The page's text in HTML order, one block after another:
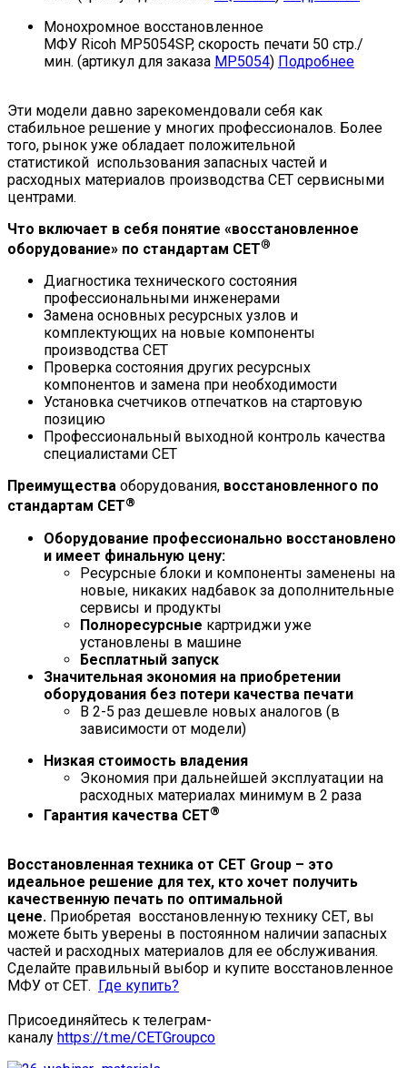
Монохромное восстановленное
МФУ Ricoh MP5054SP, скорость печати 50 стр./
мин. (артикул для заказа MP5054) Подробнее
Эти модели давно зарекомендовали себя как
стабильное решение у многих профессионалов. Более
того, рынок уже обладает положительной
статистикой использования запасных частей и
расходных материалов производства СЕТ сервисными
центрами.
Что включает в себя понятие «восстановленное
оборудование» по стандартам СЕТ®
Диагностика технического состояния
профессиональными инженерами
Замена основных ресурсных узлов и
комплектующих на новые компоненты
производства СЕТ
Проверка состояния других ресурсных
компонентов и замена при необходимости
Установка счетчиков отпечатков на стартовую
позицию
Профессиональный выходной контроль качества
специалистами СЕТ
Преимущества оборудования, восстановленного по
стандартам СЕТ®
Оборудование профессионально восстановлено
и имеет финальную цену:
Ресурсные блоки и компоненты заменены на
новые, никаких надбавок за дополнительные
сервисы и продукты
Полноресурсные картриджи уже
установлены в машине
Бесплатный запуск
Значительная экономия на приобретении
оборудования без потери качества печати
В 2-5 раз дешевле новых аналогов (в
зависимости от модели)
Низкая стоимость владения
Экономия при дальнейшей эксплуатации на
расходных материалах минимум в 2 раза
Гарантия качества СЕТ®
Восстановленная техника от CET Group – это
идеальное решение для тех, кто хочет получить
качественную печать по оптимальной
цене. Приобретая восстановленную технику СЕТ, вы
можете быть уверены в постоянном наличии запасных
частей и расходных материалов для ее обслуживания.
Сделайте правильный выбор и купите восстановленное
МФУ от СЕТ. Где купить?
Присоединяйтесь к телеграм-
каналу https://t.me/CETGroupco